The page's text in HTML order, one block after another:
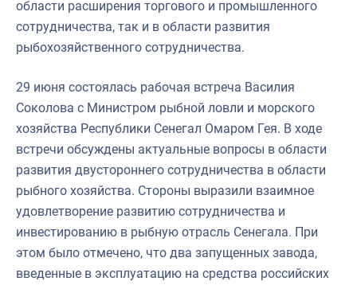
области расширения торгового и промышленного
сотрудничества, так и в области развития
рыбохозяйственного сотрудничества.
29 июня состоялась рабочая встреча Василия
Соколова с Министром рыбной ловли и морского
хозяйства Республики Сенегал Омаром Гея. В ходе
встречи обсуждены актуальные вопросы в области
развития двустороннего сотрудничества в области
рыбного хозяйства. Стороны выразили взаимное
удовлетворение развитию сотрудничества и
инвестированию в рыбную отрасль Сенегала. При
этом было отмечено, что два запущенных завода,
введенные в эксплуатацию на средства российских